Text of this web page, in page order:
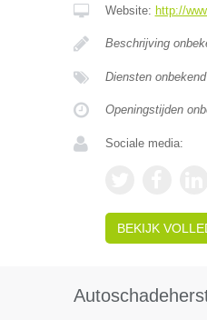
Website: http://
Beschrijving
Diensten onbekend
Openingstijden
Sociale media:
BEKIJK